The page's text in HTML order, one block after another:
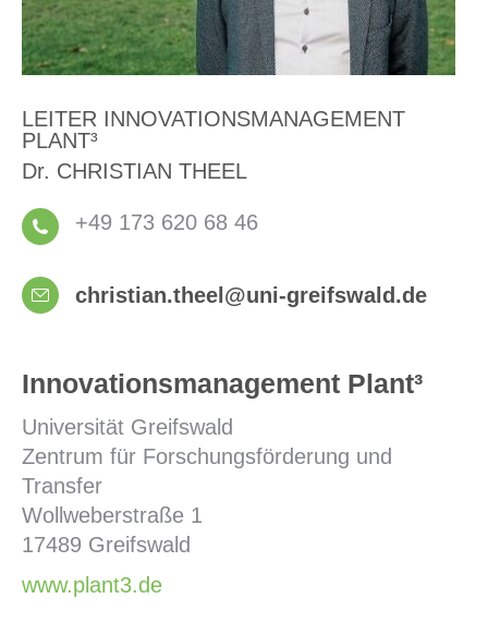
LEITER INNOVATIONSMANAGEMENT
PLANT³
Dr. CHRISTIAN THEEL
+49 173 620 68 46
christian.theel@uni-greifswald.de
Innovationsmanagement Plant³
Universität Greifswald
Zentrum für Forschungsförderung und
Transfer
Wollweberstraße 1
17489 Greifswald
www.plant3.de